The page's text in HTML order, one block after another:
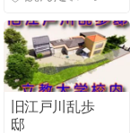
テクリームサ
テン】
旧江戸川乱歩
邸